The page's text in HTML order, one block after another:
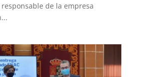
responsable de la empresa